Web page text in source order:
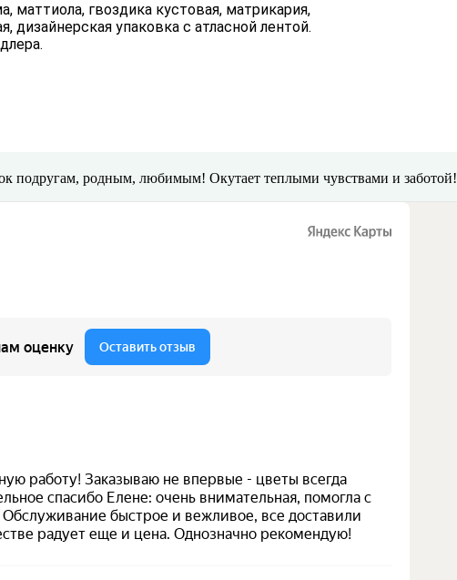
маттиола, гвоздика кустовая, матрикария,
дизайнерская упаковка с атласной лентой.
подругам, родным, любимым! Окутает теплыми чувствами и заботой!